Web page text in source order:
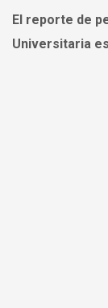
El reporte de
Universitaria